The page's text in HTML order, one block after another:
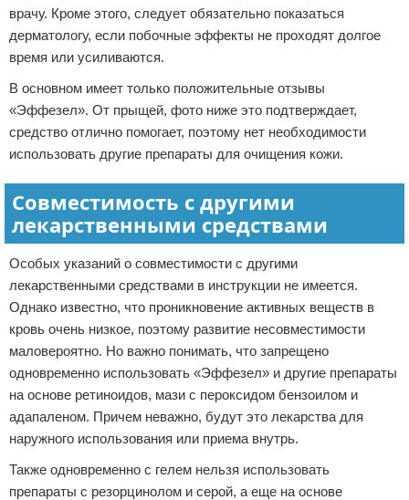
врачу. Кроме этого, следует обязательно показаться
дерматологу, если побочные эффекты не проходят долгое
время или усиливаются.
В основном имеет только положительные отзывы
«Эффезел». От прыщей, фото ниже это подтверждает,
средство отлично помогает, поэтому нет необходимости
использовать другие препараты для очищения кожи.
Совместимость с другими
лекарственными средствами
Особых указаний о совместимости с другими
лекарственными средствами в инструкции не имеется.
Однако известно, что проникновение активных веществ в
кровь очень низкое, поэтому развитие несовместимости
маловероятно. Но важно понимать, что запрещено
одновременно использовать «Эффезел» и другие препараты
на основе ретиноидов, мази с пероксидом бензоилом и
адапаленом. Причем неважно, будут это лекарства для
наружного использования или приема внутрь.
Также одновременно с гелем нельзя использовать
препараты с резорцинолом и серой, а еще на основе